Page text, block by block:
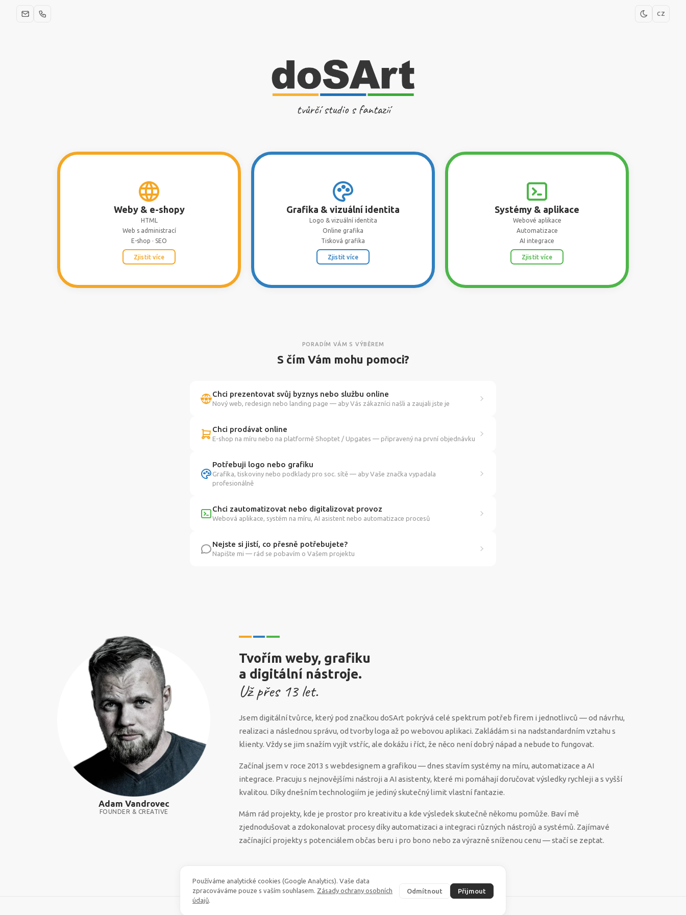
CZ
tvůrčí studio s fantazií
Weby & e-shopy
HTML
Web s administrací
E-shop · SEO
Zjistit více
Grafika & vizuální identita
Logo & vizuální identita
Online grafika
Tisková grafika
Zjistit více
Systémy & aplikace
Webové aplikace
Automatizace
AI integrace
Zjistit více
PORADÍM VÁM S VÝBĚREM
S čím Vám mohu pomoci?
Chci prezentovat svůj byznys nebo službu online
Nový web, redesign nebo landing page — aby Vás zákazníci našli a zaujali jste je
Chci prodávat online
E-shop na míru nebo na platformě Shoptet / Upgates — připravený na první objednávku
Potřebuji logo nebo grafiku
Grafika, tiskoviny nebo podklady pro soc. sítě — aby Vaše značka vypadala
profesionálně
Chci zautomatizovat nebo digitalizovat provoz
Webová aplikace, systém na míru, AI asistent nebo automatizace procesů
Nejste si jistí, co přesně potřebujete?
Napište mi — rád se pobavím o Vašem projektu
Adam Vandrovec
FOUNDER & CREATIVE
Tvořím weby, grafiku
a digitální nástroje.
Už přes 13let.
Jsem digitální tvůrce, který pod značkou doSArt pokrývá celé spektrum potřeb firem i jednotlivců — od návrhu,
realizaci a následnou správu, od tvorby loga až po webovou aplikaci. Zakládám si na nadstandardním vztahu s
klienty. Vždy se jim snažím vyjít vstříc, ale dokážu i říct, že něco není dobrý nápad a nebude to fungovat.
Začínal jsem v roce 2013 s webdesignem a grafikou — dnes stavím systémy na míru, automatizace a AI
integrace. Pracuju s nejnovějšími nástroji a AI asistenty, které mi pomáhají doručovat výsledky rychleji a s vyšší
kvalitou. Díky dnešním technologiím je jediný skutečný limit vlastní fantazie.
Mám rád projekty, kde je prostor pro kreativitu a kde výsledek skutečně někomu pomůže. Baví mě
zjednodušovat a zdokonalovat procesy díky automatizaci a integraci různých nástrojů a systémů. Zajímavé
začínající projekty s potenciálem občas beru i pro bono nebo za výrazně sníženou cenu — stačí se zeptat.
Používáme analytické cookies (Google Analytics). Vaše data
zpracováváme pouze s vaším souhlasem. Zásady ochrany osobních
údajů.
Odmítnout Přijmout